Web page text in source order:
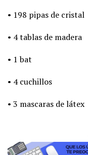
• 198 pipas de cristal
• 4 tablas de madera
• 1 bat
• 4 cuchillos
• 3 mascaras de látex